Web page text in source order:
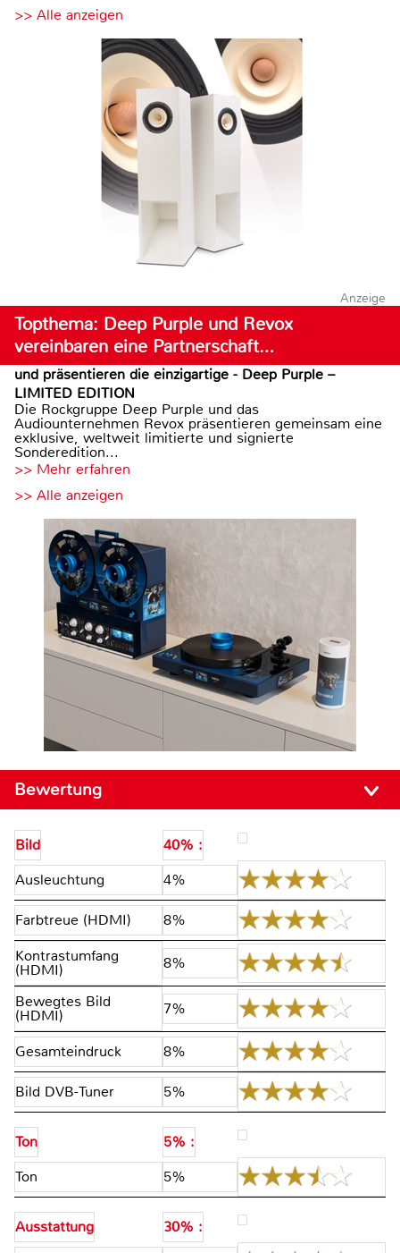
>> Alle anzeigen
Anzeige
Topthema: Deep Purple und Revox
vereinbaren eine Partnerschaft…
und präsentieren die einzigartige - Deep Purple –
LIMITED EDITION
Die Rockgruppe Deep Purple und das
Audiounternehmen Revox präsentieren gemeinsam eine
exklusive, weltweit limitierte und signierte
Sonderedition...
>> Mehr erfahren
>> Alle anzeigen
Bewertung
Bild
40% :
Ausleuchtung
4%
Farbtreue (HDMI)
8%
Kontrastumfang
(HDMI) 8%
Bewegtes Bild
(HDMI) 7%
Gesamteindruck 8%
Bild DVB-Tuner 5%
Ton
5% :
Ton
5%
Ausstattung
30% :